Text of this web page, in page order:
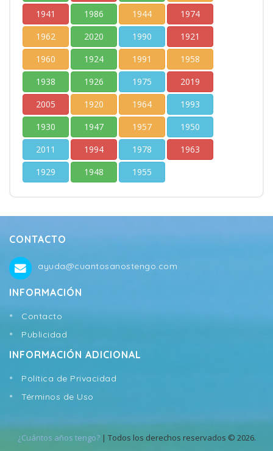
1941
1986 1944
1974
1962
2020 1990
1921
1960
1924 1991
1958
1938
1926 1975
2019
2005
1920 1964
1993
1930
1947 1957
1950
2011
1994 1978
1963
1929
1948 1955
CONTACTO
ayuda@cuantosanostengo.com
INFORMACIÓN
Contacto
Publicidad
INFORMACIÓN ADICIONAL
Política de Privacidad
Términos de Uso
¿Cuántos años tengo?| Todos los derechos reservados © 2026.